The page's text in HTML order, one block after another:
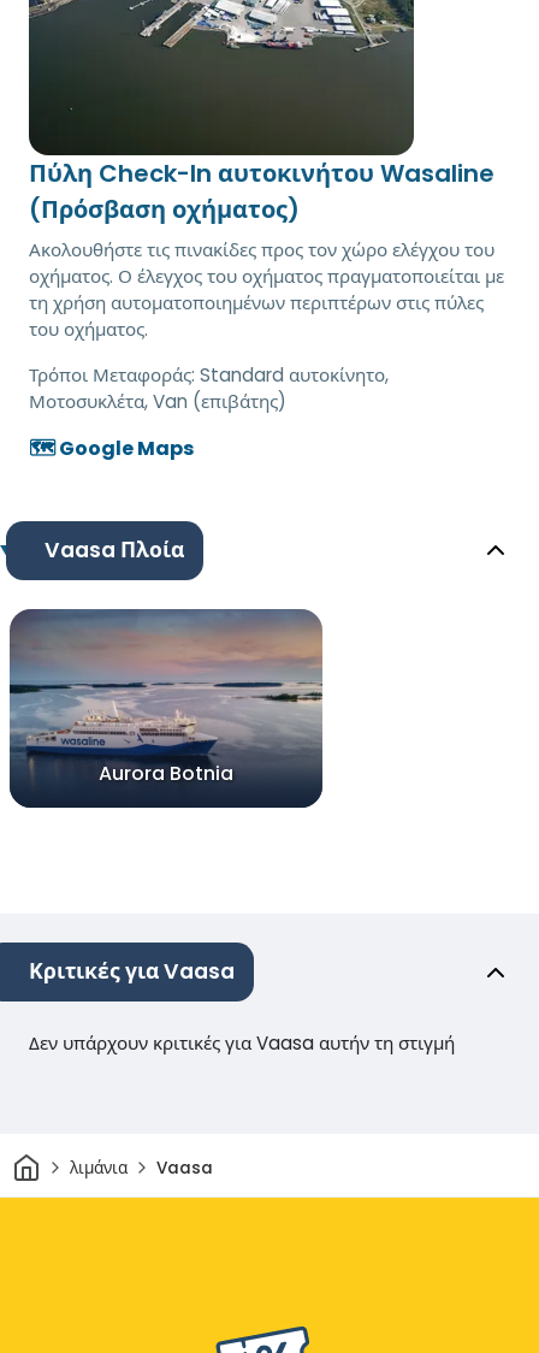
Πύλη Check-In αυτοκινήτου Wasaline
(Πρόσβαση οχήματος)
Ακολουθήστε τις πινακίδες προς τον χώρο ελέγχου του
οχήματος. Ο έλεγχος του οχήματος πραγματοποιείται με
τη χρήση αυτοματοποιημένων περιπτέρων στις πύλες
του οχήματος.
Τρόποι Μεταφοράς: Standard αυτοκίνητο,
Μοτοσυκλέτα, Van (επιβάτης)
🗺️ Google Maps
Vaasa Πλοία
Aurora Botnia
Κριτικές για Vaasa
Δεν υπάρχουν κριτικές για Vaasa αυτήν τη στιγμή
Σπίτιλιμάνια Vaasa